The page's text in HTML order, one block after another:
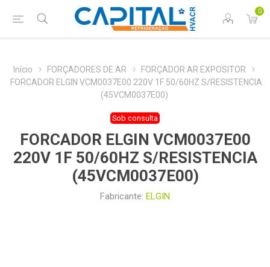
0
Início FORÇADORES DE AR
FORÇADOR AR EXPOSITOR
FORCADOR ELGIN VCM0037E00 220V 1F 50/60HZ S/RESISTENCIA
(45VCM0037E00)
Sob consulta
FORCADOR ELGIN VCM0037E00
220V 1F 50/60HZ S/RESISTENCIA
(45VCM0037E00)
Fabricante: ELGIN